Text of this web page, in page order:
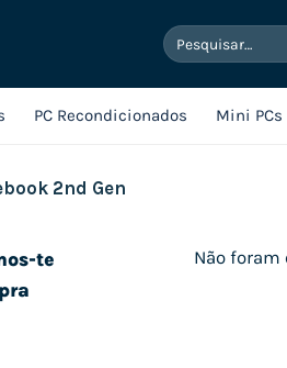
Pesquisar
por:
PC Recondicionados Mini PCs
2nd Gen
te
Não